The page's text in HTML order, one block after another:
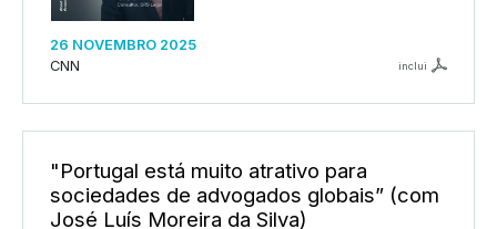
26 NOVEMBRO 2025
CNN
inclui
"Portugal está muito atrativo para
sociedades de advogados globais” (com
José Luís Moreira da Silva)